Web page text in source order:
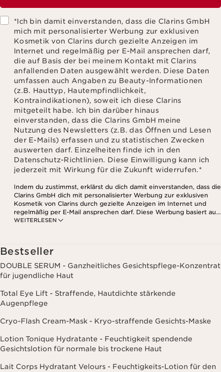
*Ich bin damit einverstanden, dass die Clarins GmbH
mich mit personalisierter Werbung zur exklusiven
Kosmetik von Clarins durch gezielte Anzeigen im
Internet und regelmäßig per E-Mail ansprechen darf,
die auf Basis der bei meinem Kontakt mit Clarins
anfallenden Daten ausgewählt werden. Diese Daten
umfassen auch Angaben zu Beauty-Informationen
(z.B. Hauttyp, Hautempfindlichkeit,
Kontraindikationen), soweit ich diese Clarins
mitgeteilt habe. Ich bin darüber hinaus
einverstanden, dass die Clarins GmbH meine
Nutzung des Newsletters (z.B. das Öffnen und Lesen
der E-Mails) erfassen und zu statistischen Zwecken
auswerten darf. Einzelheiten finde ich in den
Datenschutz-Richtlinien. Diese Einwilligung kann ich
jederzeit mit Wirkung für die Zukunft widerrufen.*
WEITERLESEN
Indem du zustimmst, erklärst du dich damit einverstanden, dass die
Clarins GmbH dich mit personalisierter Werbung zur exklusiven
Kosmetik von Clarins durch gezielte Anzeigen im Internet und
regelmäßig per E-Mail ansprechen darf. Diese Werbung basiert auf
den Daten, die bei deinem Kontakt mit Clarins anfallen,
mitgeteilt hast. Außerdem stimmst du zu, dass die Clarins GmbH
dein Nutzungsverhalten im Zusammenhang mit dem Newsletter
(z.B. das Öffnen und Lesen der E-Mails) erfassen und zu
statistischen Zwecken auswerten darf. Weitere Informationen
findest du in den Datenschutz-Richtlinien. Diese Einwilligung
Bestseller
DOUBLE SERUM - Ganzheitliches Gesichtspflege-Konzentrat
für jugendliche Haut
Total Eye Lift - Straffende, Hautdichte stärkende
Augenpflege
Cryo-Flash Cream-Mask - Kryo-straffende Gesichts-Maske
Lotion Tonique Hydratante - Feuchtigkeit spendende
Gesichtslotion für normale bis trockene Haut
Lait Corps Hydratant Velours - Feuchtigkeits-Lotion für den